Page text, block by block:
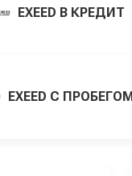
EXEED В КРЕДИТ
EXEED С ПРОБЕГОМ